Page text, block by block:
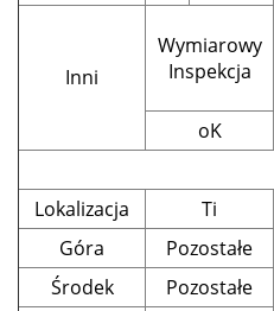
Inni
Wymiarowy
Inspekcja
oK
Lokalizacja
Ti
Góra
Pozostałe
Środek
Pozostałe